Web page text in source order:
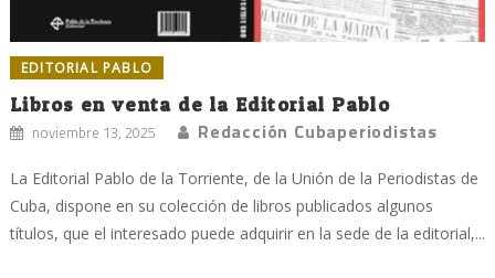
EDITORIAL PABLO
Libros en venta de la Editorial Pablo
noviembre 13, 2025 Redacción Cubaperiodistas
La Editorial Pablo de la Torriente, de la Unión de la Periodistas de
Cuba, dispone en su colección de libros publicados algunos
títulos, que el interesado puede adquirir en la sede de la editorial,...